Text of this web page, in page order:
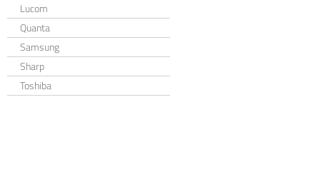
Lucom
Quanta
Samsung
Sharp
Toshiba